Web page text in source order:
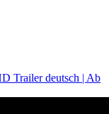
Trailer deutsch | Ab